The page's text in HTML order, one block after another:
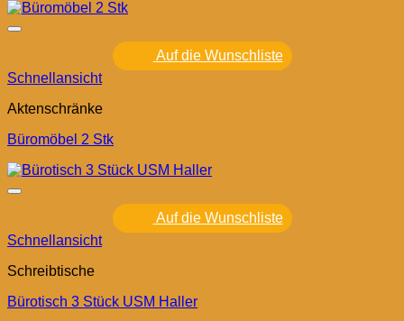
Auf die Wunschliste
Schnellansicht
Aktenschränke
Büromöbel 2 Stk
Auf die Wunschliste
Schnellansicht
Schreibtische
Bürotisch 3 Stück USM Haller